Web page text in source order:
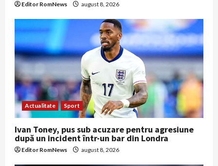
Editor RomNews august 8, 2026
Actualitate Sport
Ivan Toney, pus sub acuzare pentru agresiune
după un incident într-un bar din Londra
Editor RomNews august 8, 2026